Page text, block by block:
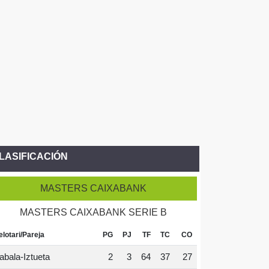
MASTERS CAIXABANK
MASTERS CAIXABANK SERIE B
Pareja PG PJ TF TC CO
Iztueta 2 3 64 37 27